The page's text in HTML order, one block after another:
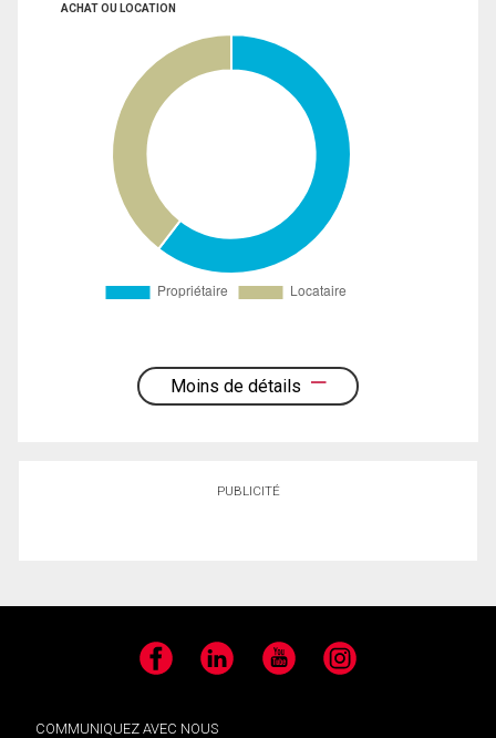
ACHAT OU LOCATION
Moins de détails
PUBLICITÉ
Facebook LinkedIn YouTube Instagram
COMMUNIQUEZ AVEC NOUS